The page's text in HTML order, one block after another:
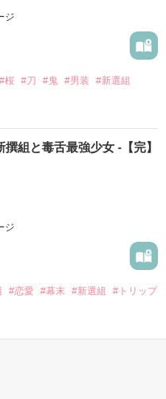
ジ
#桜 #刀 #鬼 #男装 #新選組
組と毒舌最強少女 -【完】
ジ
#恋愛 #幕末 #新選組
#トリップ